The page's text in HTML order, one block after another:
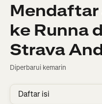
ke Runna
Strava
Diperbarui kemarin
Daftar isi